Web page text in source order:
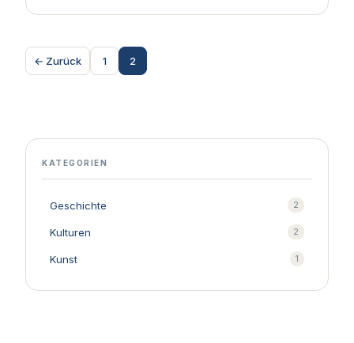
← Zurück 1 2
KATEGORIEN
Geschichte 2
Kulturen 2
Kunst 1